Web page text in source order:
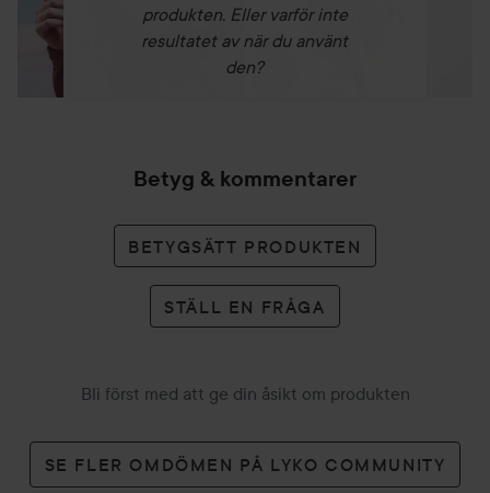
produkten. Eller varför inte
resultatet av när du använt
den?
Betyg & kommentarer
BETYGSÄTT PRODUKTEN
STÄLL EN FRÅGA
Bli först med att ge din åsikt om produkten
SE FLER OMDÖMEN PÅ LYKO COMMUNITY